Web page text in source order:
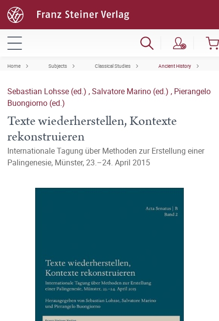
Home Subjects Classical Studies Ancient History
Sebastian Lohsse (ed.) ,Salvatore Marino (ed.) , Pierangelo
Buongiorno (ed.)
Texte wiederherstellen, Kontexte
rekonstruieren
Internationale Tagung über Methoden zur Erstellung einer
Palingenesie, Münster, 23.–24. April 2015